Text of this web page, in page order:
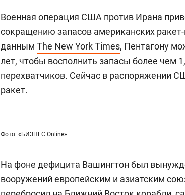
Военная операция США против Ирана
сокращению запасов американских
данным The New York Times, Пентагону
лет, чтобы восполнить запасы более чем
перехватчиков. Сейчас в распоряжении
ракет.
Фото: «БИЗНЕС Online»
На фоне дефицита Вашингтон был
вооружений европейским и азиатским